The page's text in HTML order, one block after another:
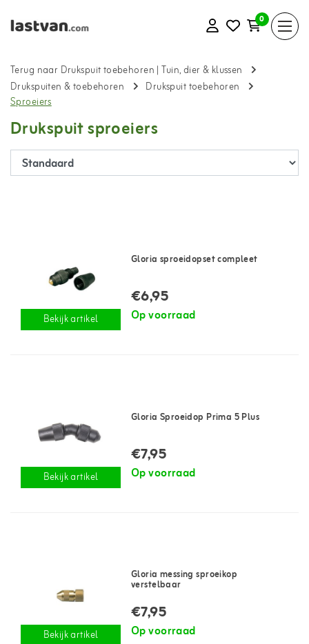
0
Terug naar Drukspuit toebehoren |Tuin, dier & klussen
Drukspuiten & toebehoren
Drukspuit toebehoren
Sproeiers
Drukspuit sproeiers
Bekijk artikel
Gloria sproeidopset compleet
€6,95
Op voorraad
Bekijk artikel
Gloria Sproeidop Prima 5 Plus
€7,95
Op voorraad
Bekijk artikel
Gloria messing sproeikop
verstelbaar
€7,95
Op voorraad